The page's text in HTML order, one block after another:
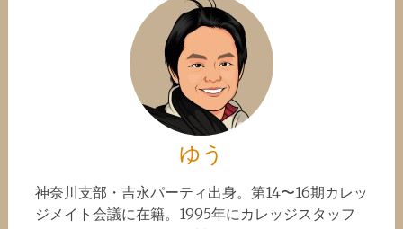
ゆう
神奈川支部・吉永パーティ出身。第14〜16期カレッ
ジメイト会議に在籍。1995年にカレッジスタッフ